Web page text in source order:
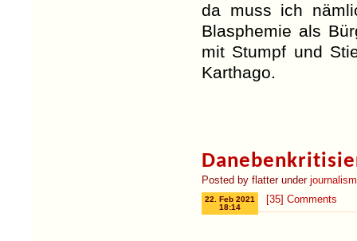
da muss ich
Blasphemie als
mit Stumpf und
Karthago.
Posted by flatter under
[35] Comments
22. Feb 2021
18:14